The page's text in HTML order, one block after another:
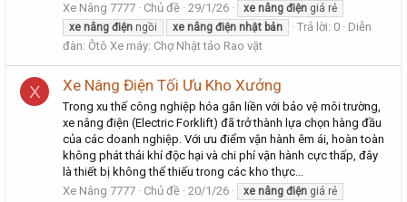
Xe Nâng 7777
Chủ đề 29/1/26 xe nâng điện giá rẻ
xe nâng điện ngồi xe nâng điện nhật bản Trả lời: 0
Diễn
đàn: Ôtô Xe máy: Chợ Nhật tảo Rao vặt
X Xe Nâng Điện Tối Ưu Kho Xưởng
Trong xu thế công nghiệp hóa gắn liền với bảo vệ môi trường,
xe nâng điện (Electric Forklift) đã trở thành lựa chọn hàng đầu
của các doanh nghiệp. Với ưu điểm vận hành êm ái, hoàn toàn
không phát thải khí độc hại và chi phí vận hành cực thấp, đây
là thiết bị không thể thiếu trong các kho thực...
Xe Nâng 7777
Chủ đề 20/1/26 xe nâng điện giá rẻ